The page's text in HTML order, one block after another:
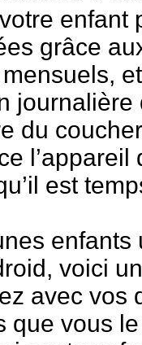
enfant
grâce
journalière
du
l’appareil
est
voici
avec vos
que vous